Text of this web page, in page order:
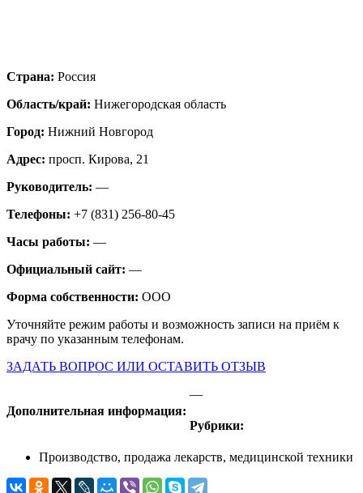
Страна: Россия
Область/край: Нижегородская область
Город: Нижний Новгород
Адрес: просп. Кирова, 21
Руководитель: —
Телефоны: +7 (831) 256-80-45
Часы работы: —
Официальный сайт: —
Форма собственности: ООО
Уточняйте режим работы и возможность записи на приём к
врачу по указанным телефонам.
ЗАДАТЬ ВОПРОС ИЛИ ОСТАВИТЬ ОТЗЫВ
Дополнительная информация:
—
Рубрики:
Производство, продажа лекарств, медицинской техники